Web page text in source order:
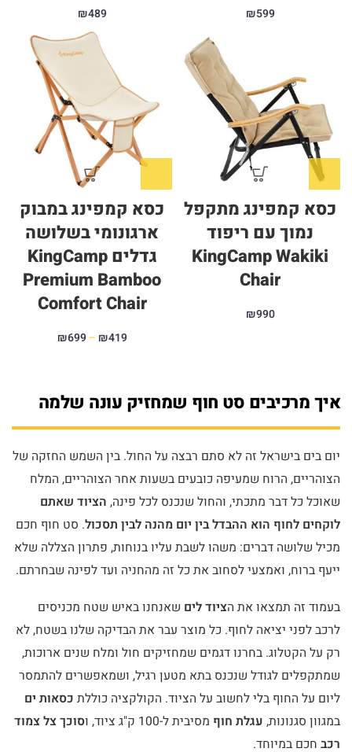
₪599
₪489
כסא קמפינג מתקפל
נמוך עם ריפוד
KingCamp Wakiki
Chair
₪990
כסא קמפינג במבוק
ארגונומי בשלושה
גדלים KingCamp
Premium Bamboo
Comfort Chair
₪419
–
₪699
איך מרכיבים סט חוף שמחזיק עונה שלמה
יום בים בישראל זה לא סתם רבצה על החול. בין השמש החזקה של
הצוהריים, הרוח שמעיפה כובעים בשעות אחר הצוהריים, המלח
שאוכל כל דבר מתכתי, והחול שנכנס לכל פינה, הציוד שאתם
לוקחים לחוף הוא ההבדל בין יום מהנה לבין תסכול. סט חוף חכם
מכיל שלושה דברים: משהו לשבת עליו בנוחות, פתרון הצללה שלא
ייעף ברוח, ואמצעי לסחוב את כל זה מהחניה ועד לפינה שבחרתם.
בעמוד זה תמצאו את הציוד לים שאנחנו באיש שטח מכניסים
לרכב לפני יציאה לחוף. כל מוצר עבר את הבדיקה שלנו בשטח, לא
רק על הקטלוג. בחרנו דגמים שמחזיקים חול ומלח שנים ארוכות,
שמתקפלים לגודל שנכנס בתא מטען רגיל, ושמאפשרים להתמסר
ליום על החוף בלי לחשוב על הציוד. הקולקציה כוללת כסאות ים
במגוון סגנונות, עגלת חוף מסיבית ל-100 ק"ג ציוד, ו
סוכך צל צמוד
רכב חכם במיוחד.